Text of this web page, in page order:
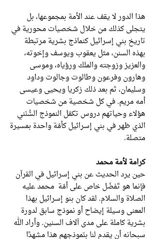
هذا الدور لا يقف عند الأمة بمجموعها، بل
يتجلى كذلك من خلال شخصيات محورية في
تاريخ بني إسرائيل كنماذج بشرية مرتبطة
بهذه السنن، مثل يعقوب ويوسف وإخوته،
والعزيز وزوجته والملك ورؤياه، وموسى
وهارون وفرعون وطالوت وجالوت وداود
وسليمان، ثم بعد ذلك زكريا ويحيى وعيسى
أمه مريم. في كل شخصية من شخصيات
هؤلاء وحياتهم دروس تكمّل النموذج السُّنَني
الذي ظهر في بني إسرائيل كأمّة واحدة بمسيرة
متصلة.
كرامة لأمة محمد
حين يرد الحديث عن بني إسرائيل في القرآن
فإنما هو تَفضّل خاص على أمّة محمد عليه
الصلاة والسلام. لقد كان بنو إسرائيل بهذا
المعنى وسيلة إيضاح أو نموذج سابق لدورة
بشرية كاملة على مدى آلاف السنين. وأراد الله
سبحانه أن يقدم لنا بنَموذجهم هذا مشهدًا